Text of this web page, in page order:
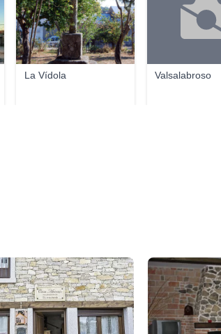
La Vídola Valsalabroso